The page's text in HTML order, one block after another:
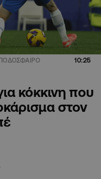
10:25
κόκκινη που
στον